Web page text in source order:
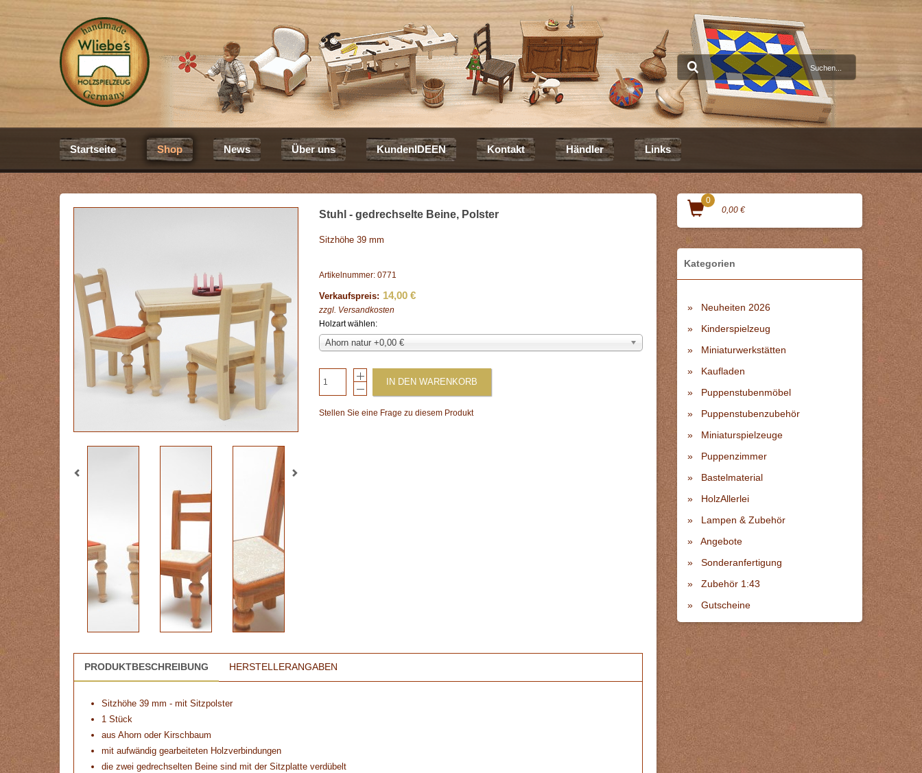
Startseite Shop News Über uns KundenIDEEN Kontakt Händler Links
Stuhl - gedrechselte Beine, Polster
Sitzhöhe 39 mm
Artikelnummer: 0771
Verkaufspreis: 14,00 €
zzgl. Versandkosten
Holzart wählen:
Ahorn natur +0,00 €
IN DEN WARENKORB
Stellen Sie eine Frage zu diesem Produkt
PRODUKTBESCHREIBUNG HERSTELLERANGABEN
Sitzhöhe 39 mm - mit Sitzpolster
1 Stück
aus Ahorn oder Kirschbaum
mit aufwändig gearbeiteten Holzverbindungen
die zwei gedrechselten Beine sind mit der Sitzplatte verdübelt
0
0,00 €
Kategorien
Neuheiten 2026
Kinderspielzeug
Miniaturwerkstätten
Kaufladen
Puppenstubenmöbel
Puppenstubenzubehör
Miniaturspielzeuge
Puppenzimmer
Bastelmaterial
HolzAllerlei
Lampen & Zubehör
Angebote
Sonderanfertigung
Zubehör 1:43
Gutscheine